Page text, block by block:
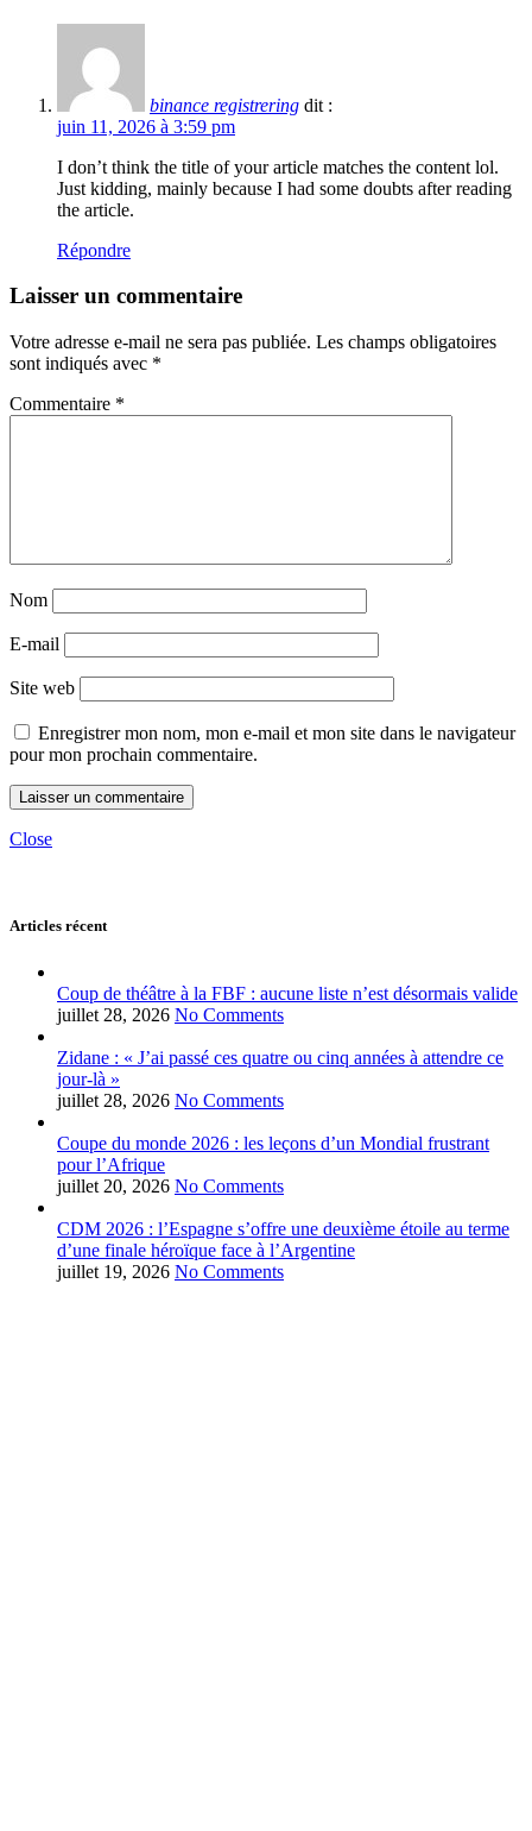
binance registrering dit :
juin 11, 2026 à 3:59 pm
I don’t think the title of your article matches the content lol.
Just kidding, mainly because I had some doubts after reading
the article.
Répondre
Laisser un commentaire
Votre adresse e-mail ne sera pas publiée. Les champs obligatoires
sont indiqués avec *
Commentaire *
Nom
E-mail
Site web
Enregistrer mon nom, mon e-mail et mon site dans le navigateur
pour mon prochain commentaire.
Close
Articles récent
Coup de théâtre à la FBF : aucune liste n’est désormais valide
juillet 28, 2026 No Comments
Zidane : « J’ai passé ces quatre ou cinq années à attendre ce
jour-là »
juillet 28, 2026 No Comments
Coupe du monde 2026 : les leçons d’un Mondial frustrant
pour l’Afrique
juillet 20, 2026 No Comments
CDM 2026 : l’Espagne s’offre une deuxième étoile au terme
d’une finale héroïque face à l’Argentine
juillet 19, 2026 No Comments